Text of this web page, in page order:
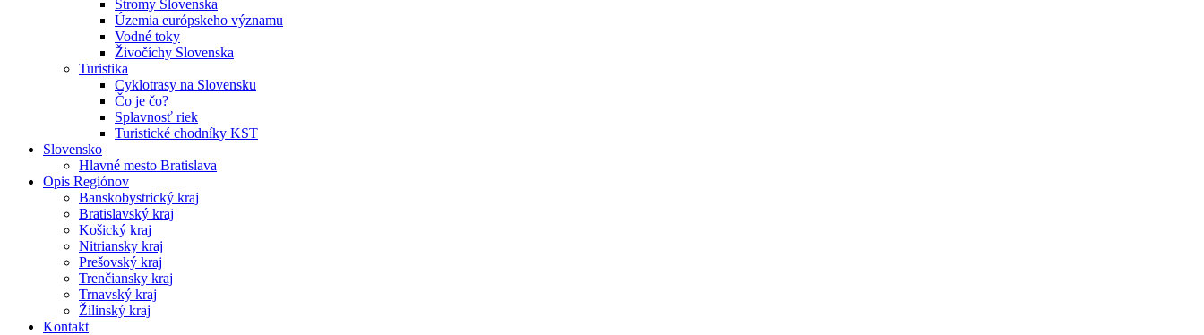
Stromy Slovenska
Územia európskeho významu
Vodné toky
Živočíchy Slovenska
Turistika
Cyklotrasy na Slovensku
Čo je čo?
Splavnosť riek
Turistické chodníky KST
Slovensko
Hlavné mesto Bratislava
Opis Regiónov
Banskobystrický kraj
Bratislavský kraj
Košický kraj
Nitriansky kraj
Prešovský kraj
Trenčiansky kraj
Trnavský kraj
Žilinský kraj
Kontakt